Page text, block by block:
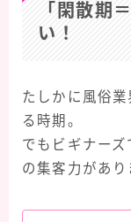
「閑散期
い！
たしかに風俗
る時期。
でもビギナー
の集客力があり